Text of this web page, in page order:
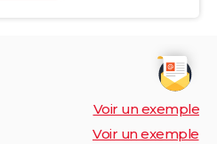
Voir un exemple
Voir un exemple